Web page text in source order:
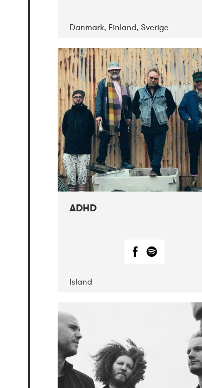
Danmark, Finland, Sverige
DATE
CONCERTS
05-2019
Jazz City
Turku
ADHD
Island
06-2019
12-2019